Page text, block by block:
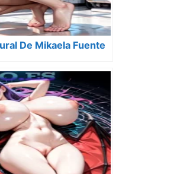
De Mikaela Fuente